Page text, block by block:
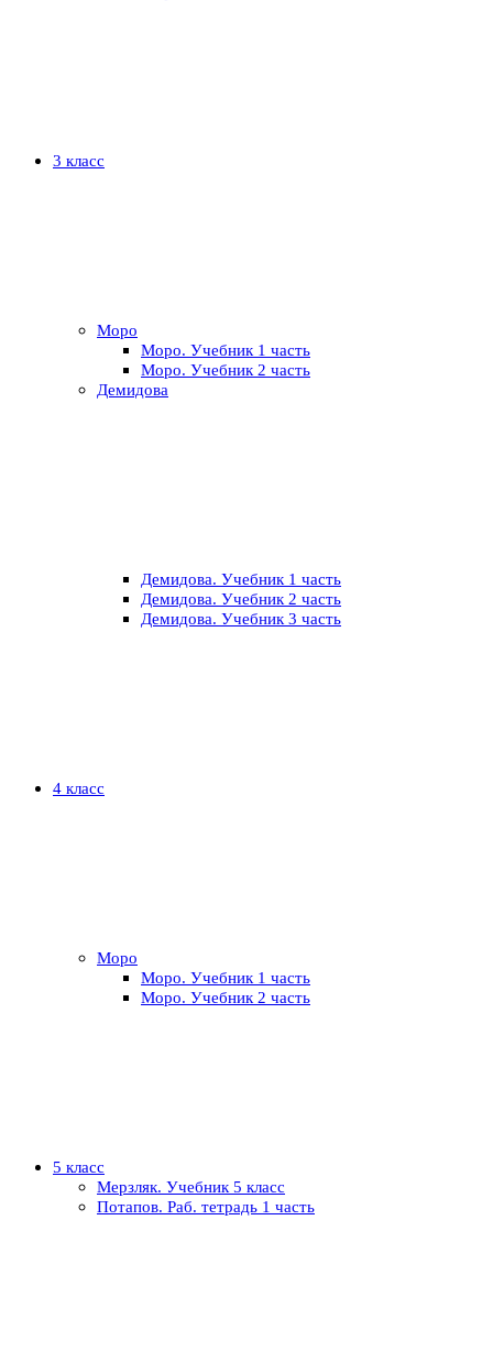
3 класс
Моро
Моро. Учебник 1 часть
Моро. Учебник 2 часть
Демидова
Демидова. Учебник 1 часть
Демидова. Учебник 2 часть
Демидова. Учебник 3 часть
4 класс
Моро
Моро. Учебник 1 часть
Моро. Учебник 2 часть
5 класс
Мерзляк. Учебник 5 класс
Потапов. Раб. тетрадь 1 часть